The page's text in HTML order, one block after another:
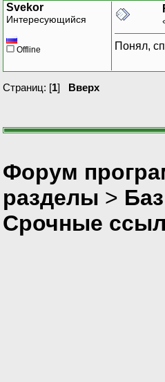
Svekor
Интересующийся
Offline Понял,
Страниц: [1] Вверх
Форум
разделы >
Срочные